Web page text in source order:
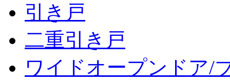
引き戸
二重引き戸
ワイドオープンドア/